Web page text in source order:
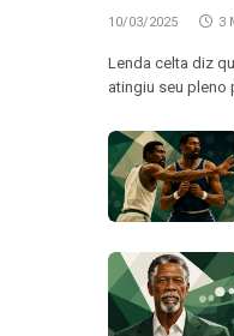
10/03/2025 3
Lenda celta diz
atingiu seu pleno